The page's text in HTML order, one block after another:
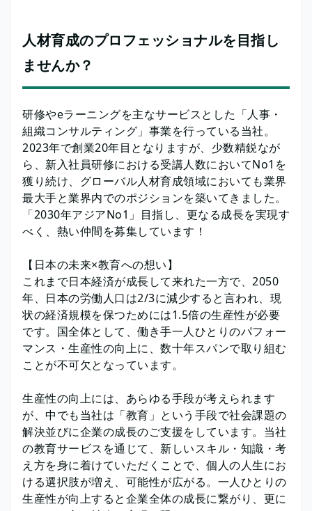
人材育成のプロフェッショナルを目指し
ませんか？
研修やeラーニングを主なサービスとした「人事・
組織コンサルティング」事業を行っている当社。
2023年で創業20年目となりますが、少数精鋭なが
ら、新入社員研修における受講人数においてNo1を
獲り続け、グローバル人材育成領域においても業界
最大手と業界内でのポジションを築いてきました。
「2030年アジアNo1」目指し、更なる成長を実現す
べく、熱い仲間を募集しています！
【日本の未来×教育への想い】
これまで日本経済が成長して来れた一方で、2050
年、日本の労働人口は2/3に減少すると言われ、現
状の経済規模を保つためには1.5倍の生産性が必要
です。国全体として、働き手一人ひとりのパフォー
マンス・生産性の向上に、数十年スパンで取り組む
ことが不可欠となっています。
生産性の向上には、あらゆる手段が考えられます
が、中でも当社は「教育」という手段で社会課題の
解決並びに企業の成長のご支援をしています。当社
の教育サービスを通じて、新しいスキル・知識・考
え方を身に着けていただくことで、個人の人生にお
ける選択肢が増え、可能性が広がる。一人ひとりの
生産性が向上すると企業全体の成長に繋がり、更に